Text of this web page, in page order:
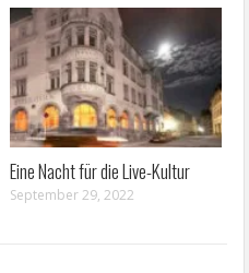
Eine Nacht für die Live-Kultur
September 29, 2022